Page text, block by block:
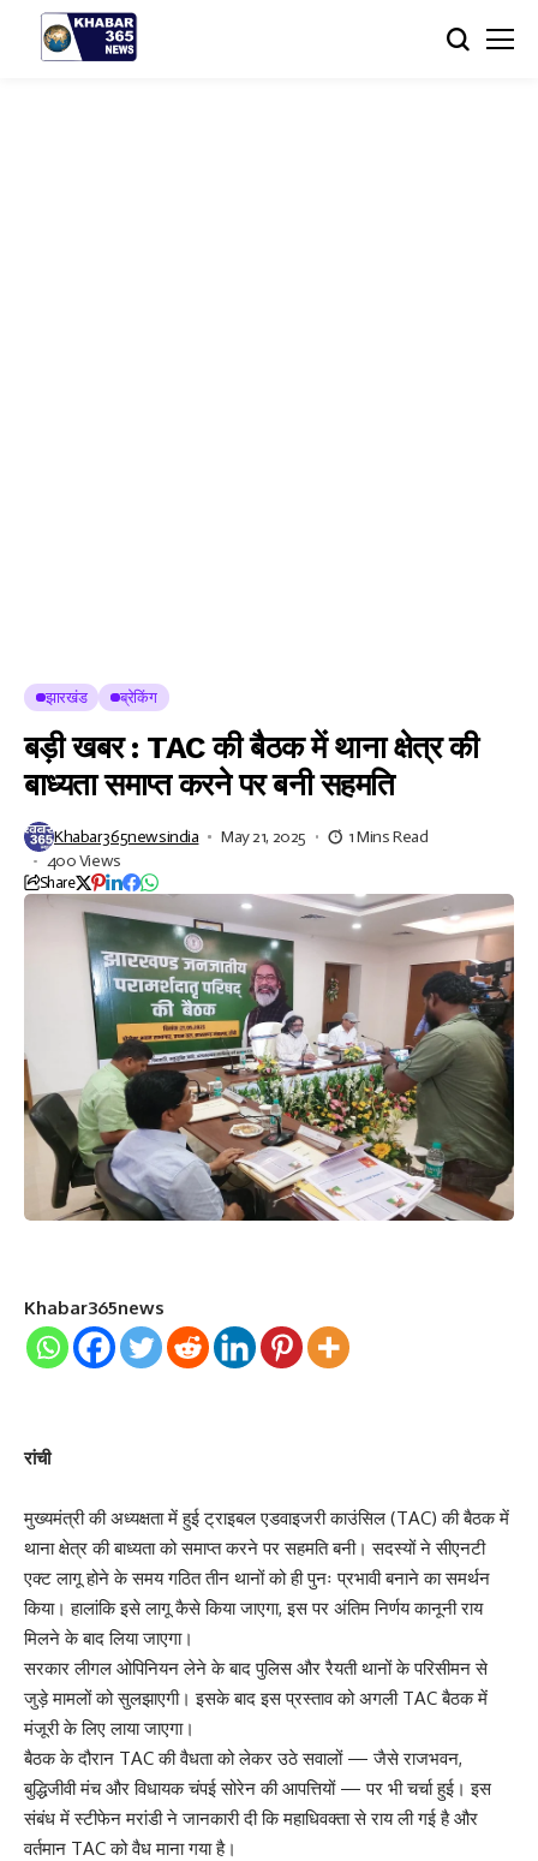
झारखंड ब्रेकिंग
बड़ी खबर : TAC की बैठक में थाना क्षेत्र की
बाध्यता समाप्त करने पर बनी सहमति
Khabar365newsindia May 21, 2025
1 Mins Read
400 Views
Share
Khabar365news
रांची
मुख्यमंत्री की अध्यक्षता में हुई ट्राइबल एडवाइजरी काउंसिल (TAC) की बैठक में
थाना क्षेत्र की बाध्यता को समाप्त करने पर सहमति बनी। सदस्यों ने सीएनटी
एक्ट लागू होने के समय गठित तीन थानों को ही पुनः प्रभावी बनाने का समर्थन
किया। हालांकि इसे लागू कैसे किया जाएगा, इस पर अंतिम निर्णय कानूनी राय
मिलने के बाद लिया जाएगा।
सरकार लीगल ओपिनियन लेने के बाद पुलिस और रैयती थानों के परिसीमन से
जुड़े मामलों को सुलझाएगी। इसके बाद इस प्रस्ताव को अगली TAC बैठक में
मंजूरी के लिए लाया जाएगा।
बैठक के दौरान TAC की वैधता को लेकर उठे सवालों — जैसे राजभवन,
बुद्धिजीवी मंच और विधायक चंपई सोरेन की आपत्तियों — पर भी चर्चा हुई। इस
संबंध में स्टीफेन मरांडी ने जानकारी दी कि महाधिवक्ता से राय ली गई है और
वर्तमान TAC को वैध माना गया है।